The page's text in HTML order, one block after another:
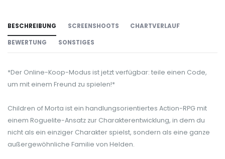
BESCHREIBUNG SCREENSHOOTS CHARTVERLAUF
BEWERTUNG SONSTIGES
*Der Online-Koop-Modus ist jetzt verfügbar: teile einen Code,
um mit einem Freund zu spielen!*
Children of Morta ist ein handlungsorientiertes Action-RPG mit
einem Roguelite-Ansatz zur Charakterentwicklung, in dem du
nicht als ein einziger Charakter spielst, sondern als eine ganze
außergewöhnliche Familie von Helden.